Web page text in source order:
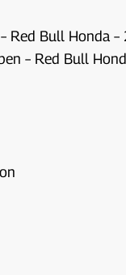
Red Bull Honda
– Red Bull